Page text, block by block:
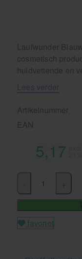
Laufwunder
cosmetisch
huidvettende en
Lees verder
Artikelnummer
EAN
5,17
favoriet